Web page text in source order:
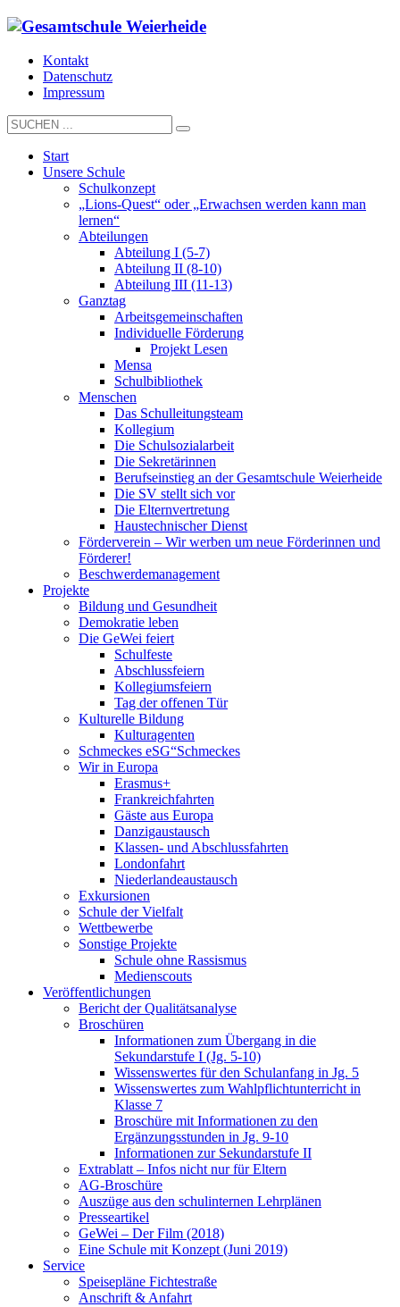
Kontakt
Datenschutz
Impressum
Start
Unsere Schule
Schulkonzept
„Lions-Quest“ oder „Erwachsen werden kann man
lernen“
Abteilungen
Abteilung I (5-7)
Abteilung II (8-10)
Abteilung III (11-13)
Ganztag
Arbeitsgemeinschaften
Individuelle Förderung
Projekt Lesen
Mensa
Schulbibliothek
Menschen
Das Schulleitungsteam
Kollegium
Die Schulsozialarbeit
Die Sekretärinnen
Berufseinstieg an der Gesamtschule Weierheide
Die SV stellt sich vor
Die Elternvertretung
Haustechnischer Dienst
Förderverein – Wir werben um neue Förderinnen und
Förderer!
Beschwerdemanagement
Projekte
Bildung und Gesundheit
Demokratie leben
Die GeWei feiert
Schulfeste
Abschlussfeiern
Kollegiumsfeiern
Tag der offenen Tür
Kulturelle Bildung
Kulturagenten
Schmeckes eSG“Schmeckes
Wir in Europa
Erasmus+
Frankreichfahrten
Gäste aus Europa
Danzigaustausch
Klassen- und Abschlussfahrten
Londonfahrt
Niederlandeaustausch
Exkursionen
Schule der Vielfalt
Wettbewerbe
Sonstige Projekte
Schule ohne Rassismus
Medienscouts
Veröffentlichungen
Bericht der Qualitätsanalyse
Broschüren
Informationen zum Übergang in die
Sekundarstufe I (Jg. 5-10)
Wissenswertes für den Schulanfang in Jg. 5
Wissenswertes zum Wahlpflichtunterricht in
Klasse 7
Broschüre mit Informationen zu den
Ergänzungsstunden in Jg. 9-10
Informationen zur Sekundarstufe II
Extrablatt – Infos nicht nur für Eltern
AG-Broschüre
Auszüge aus den schulinternen Lehrplänen
Presseartikel
GeWei – Der Film (2018)
Eine Schule mit Konzept (Juni 2019)
Service
Speisepläne Fichtestraße
Anschrift & Anfahrt